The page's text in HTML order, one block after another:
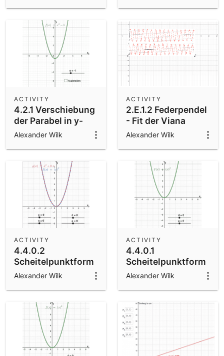
4.2.1 Verschiebung
der Parabel in y-
Richtung
ACTIVITY
Alexander Wilk
2.E.1.2 Federpendel
- Fit der Viana
Messung
ACTIVITY
Alexander Wilk
4.4.0.2
Scheitelpunktform
und Normalform
ACTIVITY
Alexander Wilk
4.4.0.1
Scheitelpunktform
einer Parabel
ACTIVITY
Alexander Wilk